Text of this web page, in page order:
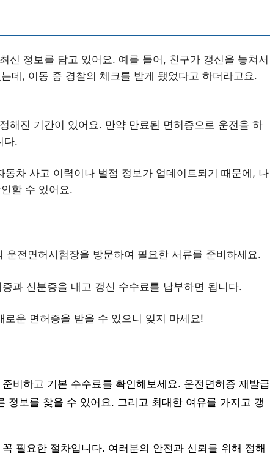
신 정보를 담고 있어요. 예를 들어, 친구가 갱신을 놓쳐서
데, 이동 중 경찰의 체크를 받게 됐었다고 하더라고요.
해진 기간이 있어요. 만약 만료된 면허증으로 운전을 하
다.
차 사고 이력이나 벌점 정보가 업데이트되기 때문에, 나
할 수 있어요.
운전면허시험장을 방문하여 필요한 서류를 준비하세요.
과 신분증을 내고 갱신 수수료를 납부하면 됩니다.
운 면허증을 받을 수 있으니 잊지 마세요!
비하고 기본 수수료를 확인해보세요. 운전면허증 재발급
정보를 찾을 수 있어요. 그리고 최대한 여유를 가지고 갱
필요한 절차입니다. 여러분의 안전과 신뢰를 위해 정해